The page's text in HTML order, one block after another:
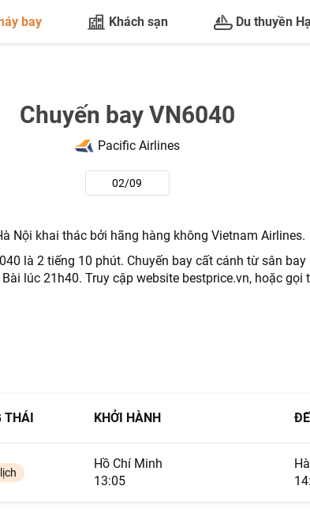
bay Khách sạn Du thuyền
Chuyến bay VN6040
Pacific Airlines
02/09
Nội khai thác bởi hãng hàng không Vietnam Airlines.
là 2 tiếng 10 phút. Chuyến bay cất cánh từ sân
lúc 21h40. Truy cập website bestprice.vn, hoặc
THÁI KHỞI HÀNH
Hồ Chí Minh
13:05
TƯ VẤN NGAY
NHẬN ƯU ĐÃI NGAY